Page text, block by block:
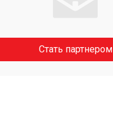
Стать партнером